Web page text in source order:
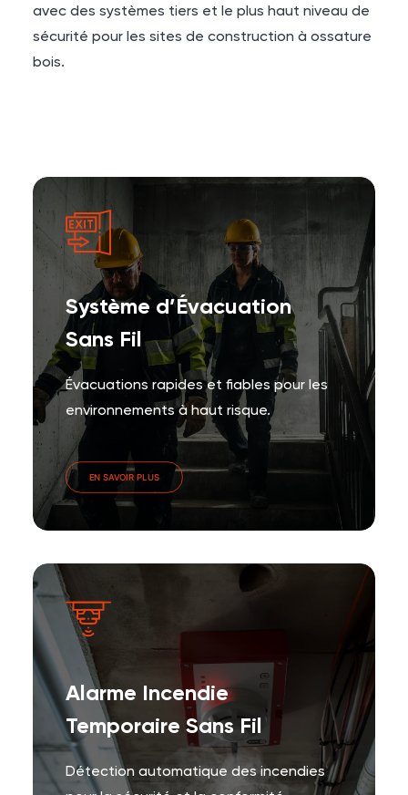
avec des systèmes tiers et le plus haut niveau de
sécurité pour les sites de construction à ossature
bois.
Système d’Évacuation
Sans Fil
Évacuations rapides et fiables pour les
environnements à haut risque.
EN SAVOIR PLUS
Alarme Incendie
Temporaire Sans Fil
Détection automatique des incendies